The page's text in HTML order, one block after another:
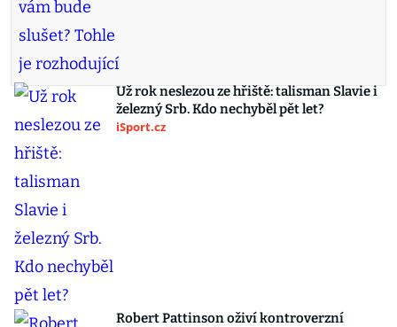
Už rok neslezou ze hřiště: talisman Slavie i
železný Srb. Kdo nechyběl pět let?
iSport.cz
Robert Pattinson oživí kontroverzní